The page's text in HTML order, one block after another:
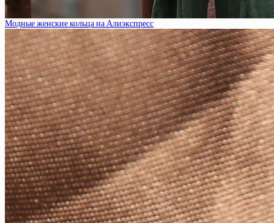
Модные женские кольца на Алиэкспресс